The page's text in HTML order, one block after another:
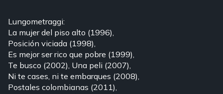
Lungometraggi:
La mujer del piso alto (1996),
Posición viciada (1998),
Es mejor ser rico que pobre (1999),
Te busco (2002), Una peli (2007),
Ni te cases, ni te embarques (2008),
Postales colombianas (2011),